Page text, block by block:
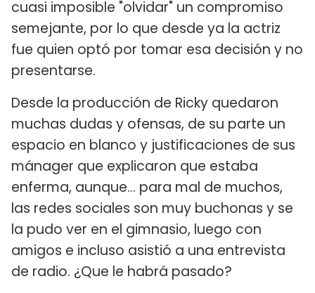
cuasi imposible "olvidar" un compromiso
semejante, por lo que desde ya la actriz
fue quien optó por tomar esa decisión y no
presentarse.
Desde la producción de Ricky quedaron
muchas dudas y ofensas, de su parte un
espacio en blanco y justificaciones de sus
mánager que explicaron que estaba
enferma, aunque... para mal de muchos,
las redes sociales son muy buchonas y se
la pudo ver en el gimnasio, luego con
amigos e incluso asistió a una entrevista
de radio. ¿Que le habrá pasado?